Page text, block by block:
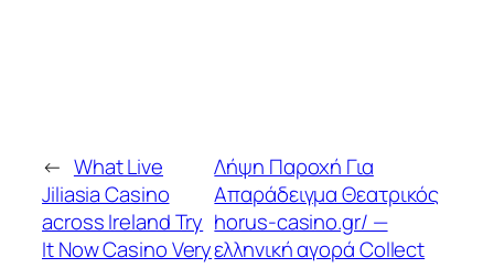
← What Live
Jiliasia Casino
across Ireland Try
It Now Casino Very
Λήψη Παροχή Για
Απαράδειγμα Θεατρικός
horus-casino.gr/ —
ελληνική αγορά Collect